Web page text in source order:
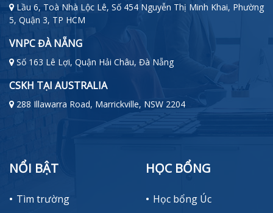
Lầu 6, Toà Nhà Lộc Lê, Số 454 Nguyễn Thị Minh Khai, Phường
5, Quận 3, TP HCM
VNPC ĐÀ NẴNG
Số 163 Lê Lợi, Quận Hải Châu, Đà Nẵng
CSKH TẠI AUSTRALIA
288 Illawarra Road, Marrickville, NSW 2204
NỔI BẬT
Tìm trường
HỌC BỔNG
Học bổng Úc